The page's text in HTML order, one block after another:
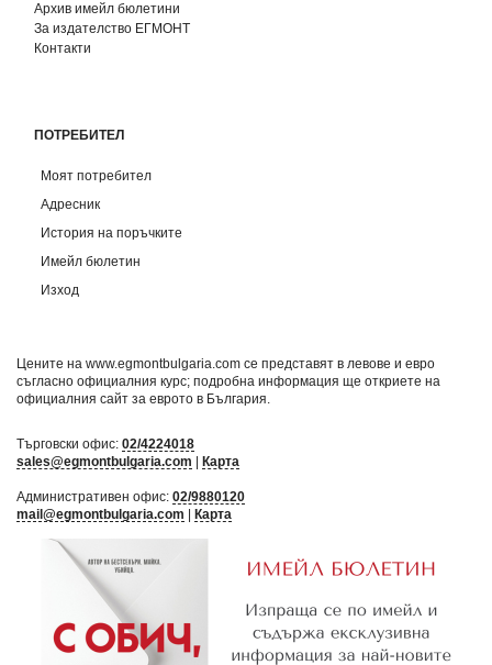
Архив имейл бюлетини
За издателство ЕГМОНТ
Контакти
ПОТРЕБИТЕЛ
Моят потребител
Адресник
История на поръчките
Имейл бюлетин
Изход
Цените на www.egmontbulgaria.com се представят в левове и евро
съгласно официалния курс; подробна информация ще откриете на
официалния сайт за еврото в България
Търговски офис: 02/4224018
sales@egmontbulgaria.com
Карта
Административен офис: 02/9880120
mail@egmontbulgaria.com
Карта